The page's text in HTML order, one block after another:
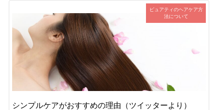
ピュアティのヘアケア方
法について
シンプルケアがおすすめの理由（ツイッターより）